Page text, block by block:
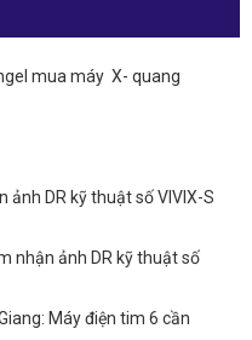
mua máy X- quang
ảnh DR kỹ thuật số VIVIX-S
nhận ảnh DR kỹ thuật số
Máy điện tim 6 cần